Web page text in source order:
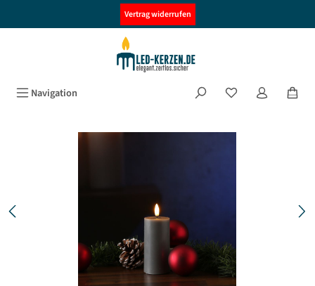
Vertrag widerrufen
Navigation
Bildergalerie überspringen